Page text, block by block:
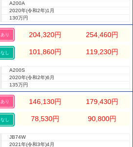
A200A
2020年(令和2年)1月
130万円
あり 204,320円 254,460円
なし 101,860円 119,230円
A200S
2020年(令和2年)6月
135万円
あり 146,130円 179,430円
なし 78,530円 90,800円
JB74W
2021年(令和3年)4月